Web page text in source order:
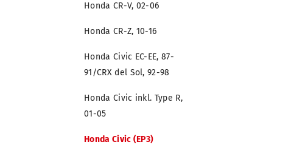
Honda CR-V, 02-06
Honda CR-Z, 10-16
Honda Civic EC-EE, 87-
91/CRX del Sol, 92-98
Honda Civic inkl. Type R,
01-05
Honda Civic (EP3)